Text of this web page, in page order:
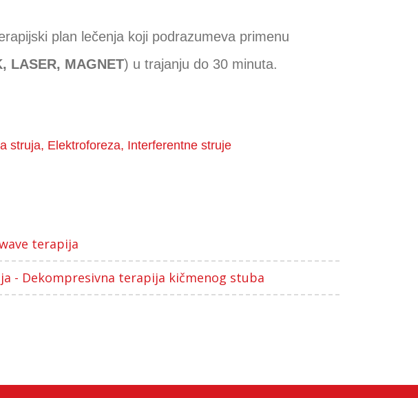
plan lečenja koji podrazumeva primenu
LASER, MAGNET) u trajanju do 30 minuta.
struja, Elektroforeza, Interferentne struje
terapija
- Dekompresivna terapija kičmenog stuba